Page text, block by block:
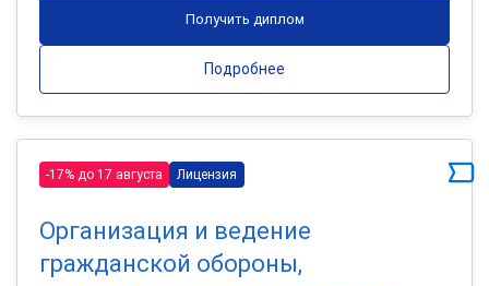
Получить диплом
Подробнее
-17% до 17 августа Лицензия
Организация и ведение
гражданской обороны,